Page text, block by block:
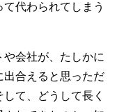
代わられてしまう
会社が、たしかに
出合えると思っただ
て、どうして長く